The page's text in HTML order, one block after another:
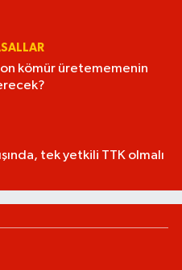
kömür üretememenin
tek yetkili TTK olmalı